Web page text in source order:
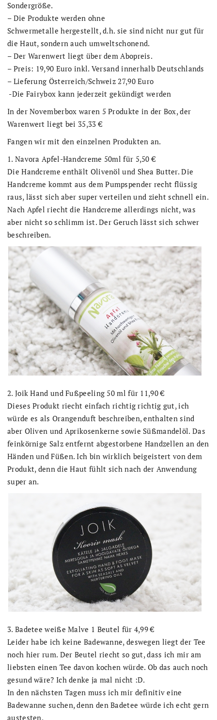
Sondergröße.
– Die Produkte werden ohne
Schwermetalle hergestellt, d.h. sie sind nicht nur gut für
die Haut, sondern auch umweltschonend.
– Der Warenwert liegt über dem Abopreis.
– Preis: 19,90 Euro inkl. Versand innerhalb Deutschlands
– Lieferung Österreich/Schweiz 27,90 Euro
-Die Fairybox kann jederzeit gekündigt werden
In der Novemberbox waren 5 Produkte in der Box, der
Warenwert liegt bei 35,33 €
Fangen wir mit den einzelnen Produkten an.
1. Navora Apfel-Handcreme 50ml für 5,50 €
Die Handcreme enthält Olivenöl und Shea Butter. Die
Handcreme kommt aus dem Pumpspender recht flüssig
raus, lässt sich aber super verteilen und zieht schnell ein.
Nach Apfel riecht die Handcreme allerdings nicht, was
aber nicht so schlimm ist. Der Geruch lässt sich schwer
beschreiben.
2. Joik Hand und Fußpeeling 50 ml für 11,90 €
Dieses Produkt riecht einfach richtig richtig gut, ich
würde es als Orangenduft beschreiben, enthalten sind
aber Oliven und Aprikosenkerne sowie Süßmandelöl. Das
feinkörnige Salz entfernt abgestorbene Handzellen an den
Händen und Füßen. Ich bin wirklich beigeistert von dem
Produkt, denn die Haut fühlt sich nach der Anwendung
super an.
3. Badetee weiße Malve 1 Beutel für 4,99 €
Leider habe ich keine Badewanne, deswegen liegt der Tee
noch hier rum. Der Beutel riecht so gut, dass ich mir am
liebsten einen Tee davon kochen würde. Ob das auch noch
gesund wäre? Ich denke ja mal nicht :D.
In den nächsten Tagen muss ich mir definitiv eine
Badewanne suchen, denn den Badetee würde ich echt gern
austesten.